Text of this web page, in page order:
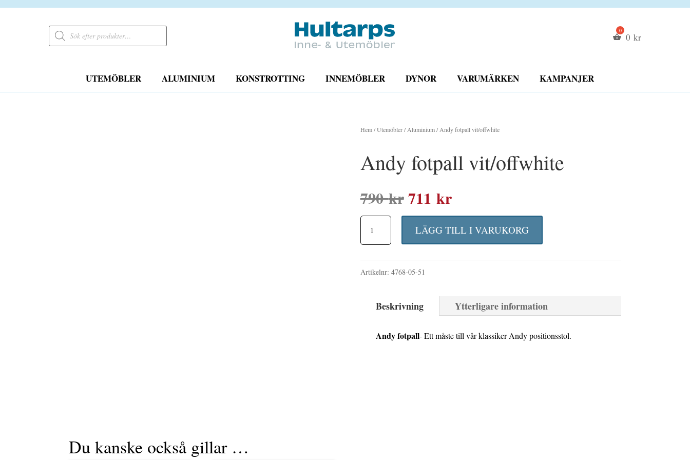
Products
search 0kr
UTEMÖBLER ALUMINIUM KONSTROTTING INNEMÖBLER DYNOR VARUMÄRKEN KAMPANJER
Hem/Utemöbler/Aluminium/ Andy fotpall vit/offwhite
Andy fotpall vit/offwhite
790krDet
ursprungliga
priset
var:
790 kr.
711 krDet
nuvarande
priset
är:
711 kr.
fotpall
vit/offwhite
mängd
LÄGG TILL I VARUKORG
Artikelnr: 4768-05-51
Beskrivning Ytterligare information
Andy fotpall- Ett måste till vår klassiker Andy positionsstol.
Du kanske också gillar …